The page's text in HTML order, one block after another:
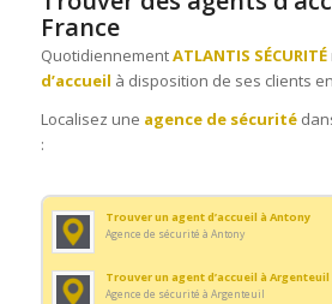
France
QuotidiennementATLANTIS SÉCURITÉ
d’accueil à disposition de ses clients en
Localisez une agence de sécurité
:
Trouver un agent d’accueil à Antony
Agence de sécurité à Antony
Trouver un agent d’accueil à Argenteuil
Agence de sécurité à Argenteuil